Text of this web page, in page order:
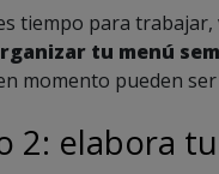
tiempo para
tu menú
momento pueden
2: elabora